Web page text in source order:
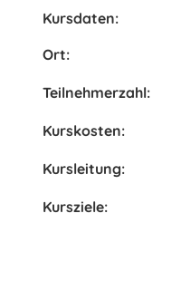
Kursdaten:
Ort:
Teilnehmerzahl:
Kurskosten:
Kursleitung:
Kursziele: